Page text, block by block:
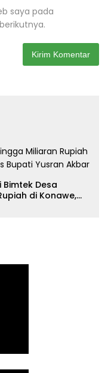
saya pada
Bimtek Desa
di Konawe,